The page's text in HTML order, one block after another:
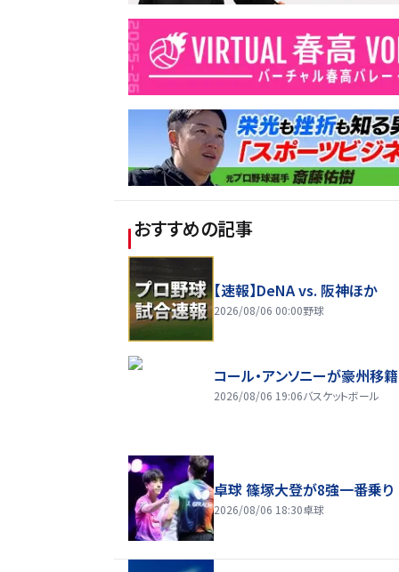
おすすめの記事
【速報】DeNA vs. 阪神ほか
2026/08/06 00:00野球
コール・アンソニーが豪州移籍
2026/08/06 19:06バスケットボール
卓球 篠塚大登が8強一番乗り
2026/08/06 18:30卓球